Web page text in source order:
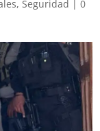
,Seguridad |0